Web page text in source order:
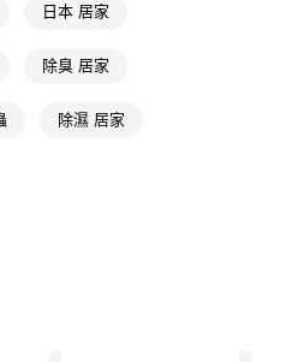
才付款」的支付方式。 讓您購物簡單
，即可結帳。
後，即可完成結帳。
通知簡訊。
免運費
日本 居家
除臭 居家
除濕 居家